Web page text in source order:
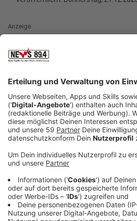
Anzeige
Anzeige
Kurz vor Weihnachten konnten wir
von den Vorbereitungen zur
Januar loseisen. Der hatte grade
Stimme hörte sich noch etwas
mit Laura Potting, dass er auf "R/
anschlägt. Dafür hat er sich sogar
von einem "Schrei"-Coach aus den